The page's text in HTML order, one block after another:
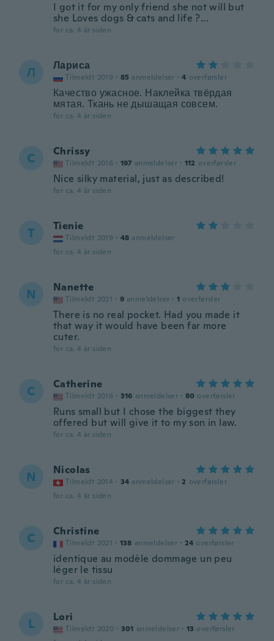
I got it for my only friend she not will but
she Loves dogs & cats and life ?...
for ca. 4 år siden
Л Лариса
Tilmeldt 2019 · 85 anmeldelser · 4 overførsler
Качество ужасное. Наклейка твёрдая
мятая. Ткань не дышащая совсем.
for ca. 4 år siden
C Chrissy
Tilmeldt 2016 · 197 anmeldelser · 112 overførsler
Nice silky material, just as described!
for ca. 4 år siden
T Tienie
Tilmeldt 2019 · 48 anmeldelser
for ca. 4 år siden
N Nanette
Tilmeldt 2021 · 9 anmeldelser · 1 overførsler
There is no real pocket. Had you made it
that way it would have been far more
cuter.
for ca. 4 år siden
C Catherine
Tilmeldt 2016 · 316 anmeldelser · 80 overførsler
Runs small but I chose the biggest they
offered but will give it to my son in law.
for ca. 4 år siden
N Nicolas
Tilmeldt 2014 · 34 anmeldelser · 2 overførsler
for ca. 4 år siden
C Christine
Tilmeldt 2021 · 138 anmeldelser · 24 overførsler
identique au modèle dommage un peu
léger le tissu
for ca. 4 år siden
L Lori
Tilmeldt 2020 · 301 anmeldelser · 13 overførsler